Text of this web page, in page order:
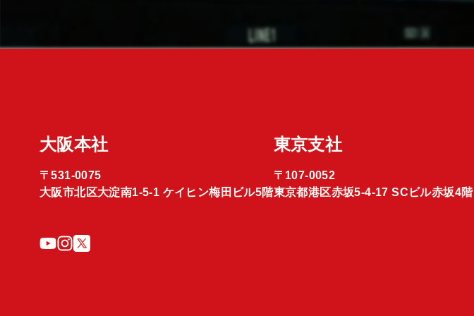
大阪本社
〒531-0075
大阪市北区大淀南1-5-1 ケイヒン梅田ビル5階
東京支社
〒107-0052
東京都港区赤坂5-4-17 SCビル赤坂4階